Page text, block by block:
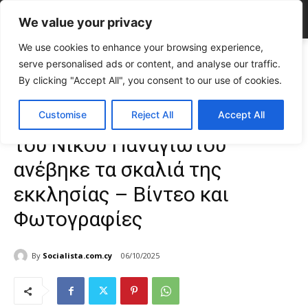
We value your privacy
We use cookies to enhance your browsing experience,
serve personalised ads or content, and analyse our traffic.
By clicking "Accept All", you consent to our use of cookies.
Customise Reject All Accept All
Home CELEBRITIES
Συγκίνηση! Η κουκλάρα κόρη του Νίκου
Παναγιώτου ανέβηκε τα σκαλιά της εκκλησίας...
Συγκίνηση! Η κουκλάρα κόρη
του Νίκου Παναγιώτου
ανέβηκε τα σκαλιά της
εκκλησίας – Βίντεο και
Φωτογραφίες
By Socialista.com.cy 06/10/2025